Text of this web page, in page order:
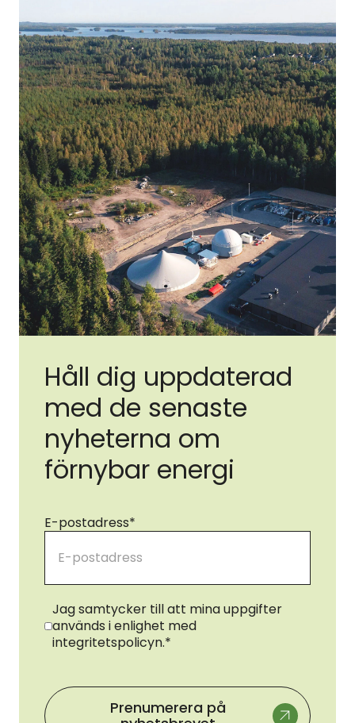
Håll dig uppdaterad
med de senaste
nyheterna om
förnybar energi
E-postadress*
Samtycke*
Jag samtycker till att mina uppgifter
används i enlighet med
integritetspolicyn.*
Prenumerera på